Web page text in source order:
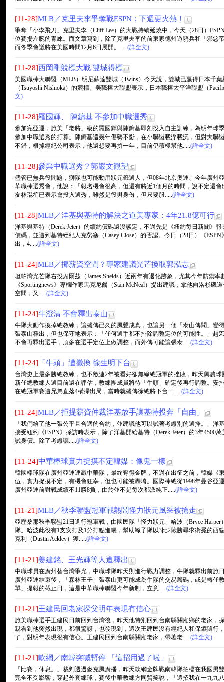
[11-28]MLB／克里夫李爭奪戰ESPN：下週更火熱！
爭奪「小李飛刀」克里夫李（Cliff Lee）的大戰持續延燒中，今天（28日）
位賽揚左腕的青睞。而文章寫到，除了克里夫李的前東家德州遊騎兵和「邪惡
而冬季會議將在美國時間12月6日展開。.....(詳全文)
[11-28]西岡剛競標大戰 雙城得標
美國職棒大聯盟（MLB）明尼蘇達雙城（Twins）今天說，雙城已贏得日本千葉
（Tsuyoshi Nishioka）的競標。美職棒大聯盟表示，日本職棒太平洋聯盟（
文)
[11-28]羅國輝、 陳鏞基 不參加中職選秀
參加完亞運，旅美「老將」級的羅國輝與陳鏞基即刻投入自主訓練，為明年球
參加中職選秀的打算。陳鏞基這幾年傷勢不斷，在小聯盟載浮載沉，但對大聯
不錯，根據經紀公司表示，他還想要再拚一年，目前仍積極幫他.....(詳全文)
[11-28]參與中職選秀？郭嚴文觀望
儘管已無兵役問題，獅隊也可能動用狀元籤選人，但08年北京奧運、今年廣州
華職棒選秀會，他說：「報名機會很高，但還有將近1個月的時間，說不定還
友林琨笙已表示會投入選秀，雖然是役男身份，但只要服.....(詳全文)
[11-28]MLB／洋基與基特的解決之道美專家：4年21.8億可行
洋基與基特（Derek Jeter）的續約價碼還沒談定，不過先是《紐約每日新聞》
價碼，並遭到基特經紀人克勞塞（Casey Close）的否認。今日（28日）《
出，4.....(詳全文)
[11-24]MLB／挪薪資空間？專家建議光芒換取郭泓志
坦帕灣光芒隊右投席爾茲（James Shelds）近兩年有退化跡象，尤其今年防禦
《Sportingnews》專欄作家馬克尼爾（Stan McNeal）提出建議，拿他向洛杉磯
空間，又.....(詳全文)
[11-24]牛澄清 不會釋出泰山
牛隊大動作換掉總教練，讓盛傳已久的風聲成真，也讓另一個「泰山傳聞」變
張泰山釋出，但也保守地表示：「任何選手都不排除調整定位的可能性。」趙
不會再釋出選手，頂多在選手定位上做調整，而外傳可能讓張泰.....(詳全文)
[11-24] 「牛頭」遭撤換 徐生明下台
台灣史上最多勝總教練，也不敵連2年被看好卻無緣總冠軍的挫敗，昨天興農
新任總教練人選目前還在評估，教練團成員將待「牛頭」確定後再行調整。安
在總冠軍賽遭兄弟直落4橫掃出局，當時就盛傳徐總將下台一.....(詳全文)
[11-24]MLB／拒提薪資仲裁洋基放手讓基特投奔「自由」
「我們給了他一張公平且合適的合約，並建議他可以試著考慮別的選擇。」洋
接受紐約《ESPN》採訪時表示，除了洋基開給基特（Derek Jeter）的3年4500
試身價。除了考慮讓.....(詳全文)
[11-24]中華棒球實力捉摸不定韓媒：像鬼一樣
韓國棒球隊在廣州亞運連贏中華隊，最終奪得金牌，不過在出征之前，韓媒《
伍，實力捉摸不定，有機會狂宰，但也可能被轟垮。國際棒總從1998年曼谷亞
廣州亞運前對戰成績不11勝8負，由於並不是每次都派純正.....(詳全文)
[11-21]MLB／秋季聯盟冠軍戰熱鬧怪力狀元風采被搶走
亞歷桑那秋季聯盟21日進行冠軍戰，由國民隊「怪力狀元」哈波（Bryce
隊。哈波此役有1支安打及1分打點進帳，幫助蠍子隊以3比2險勝尋求衛冕的
克利（Dustin Ackley）獲.....(詳全文)
[11-21]姜建銘、王光輝等人遭釋出
中職球員在廣州替台灣爭光，中職球隊昨天則進行戰力調整，牛隊就釋出前旅
廣州亞運結束後，「森林王子」張泰山更可能成為牛隊的交易籌碼，或是轉任
單」提報的截止日，這是中華職棒聯盟今年新制，立意.....(詳全文)
[11-21]王建民回老家探父明年表現有信心
旅美職棒選手王建民日前回到台灣後，昨天他特別回到台南縣關廟鄉的老家，
親看到他突然出現，都很驚訝，也發現到，這次王建民沒有經紀人和保鑣隨行
了，對明年表現很有信心。王建民回到台南縣關廟老家，帶著老.....(詳全文)
[11-21]軟網／南韓突喊暫停 「這招用過了啦」
「比賽，休息。」裁判透過麥克風廣播，昨天軟網金牌戰南韓隊拍檔在我國
完全不受影響，穿起外套練球，賽後中華教練方同賢笑說，「這招我在一九九